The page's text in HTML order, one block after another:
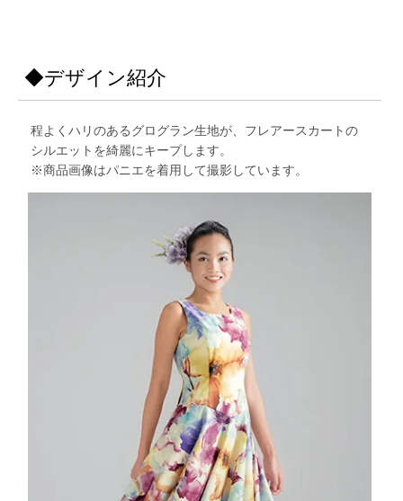
◆デザイン紹介
程よくハリのあるグログラン生地が、フレアースカートの
シルエットを綺麗にキープします。
※商品画像はパニエを着用して撮影しています。